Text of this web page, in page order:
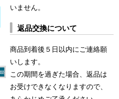
いません。
返品交換について
商品到着後５日以内にご連絡願
いします。
この期間を過ぎた場合、返品は
お受けできなくなりますので、